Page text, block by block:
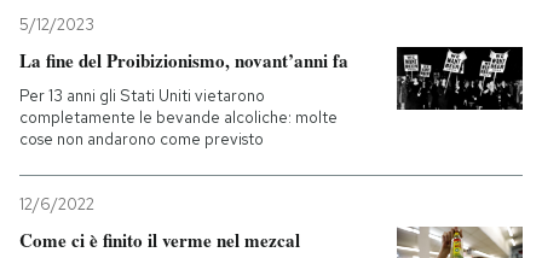
5/12/2023
La fine del Proibizionismo, novant’anni fa
Per 13 anni gli Stati Uniti vietarono
completamente le bevande alcoliche: molte
cose non andarono come previsto
12/6/2022
Come ci è finito il verme nel mezcal